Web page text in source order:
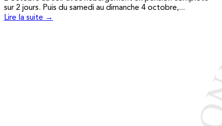
sur 2 jours. Puis du samedi au dimanche 4 octobre,...
Lire la suite →